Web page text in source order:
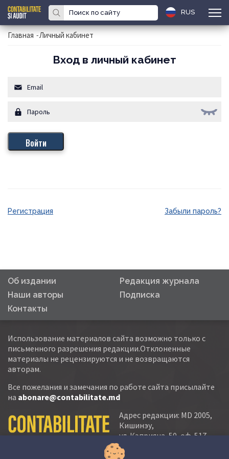
RUS
Главная -Личный кабинет
Вход в личный кабинет
Регистрация Забыли пароль?
Об издании
Редакция журнала
Наши авторы
Подписка
Контакты
Использование материалов сайта возможно только с
письменного разрешения редакции.Отклоненные
материалы не рецензируются и не возвращаются
авторам.
Все пожелания и замечания по работе сайта присылайте
на abonare@contabilitate.md
Адрес редакции: MD 2005,
Кишинэу,
ул. Кэприяна, 50, оф. 517-
518